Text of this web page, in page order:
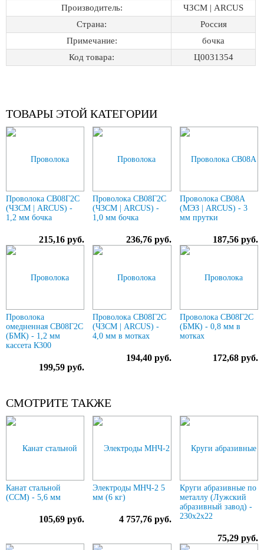
Производитель:
ЧЗСМ | ARCUS
Страна:
Россия
Примечание:
бочка
Код товара:
Ц0031354
ТОВАРЫ ЭТОЙ КАТЕГОРИИ
Проволока СВ08Г2С
(ЧЗСМ | ARCUS) -
1,2 мм бочка
215,16 руб.
Проволока СВ08Г2С
(ЧЗСМ | ARCUS) -
1,0 мм бочка
236,76 руб.
Проволока СВ08А
(МЭЗ | ARCUS) - 3
мм прутки
187,56 руб.
Проволока
омедненная СВ08Г2С
(БМК) - 1,2 мм
кассета К300
199,59 руб.
Проволока СВ08Г2С
(ЧЗСМ | ARCUS) -
4,0 мм в мотках
194,40 руб.
Проволока СВ08Г2С
(БМК) - 0,8 мм в
мотках
172,68 руб.
СМОТРИТЕ ТАКЖЕ
Канат стальной
(ССМ) - 5,6 мм
105,69 руб.
Электроды МНЧ-2 5
мм (6 кг)
4 757,76 руб.
Круги абразивные по
металлу (Лужский
абразивный завод) -
230х2х22
75,29 руб.